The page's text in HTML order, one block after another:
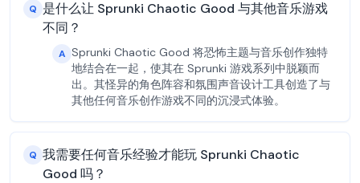
Q 是什么让 Sprunki Chaotic Good 与其他音乐游戏
不同？
A Sprunki Chaotic Good 将恐怖主题与音乐创作独特
地结合在一起，使其在 Sprunki 游戏系列中脱颖而
出。其怪异的角色阵容和氛围声音设计工具创造了与
其他任何音乐创作游戏不同的沉浸式体验。
Q 我需要任何音乐经验才能玩 Sprunki Chaotic
Good 吗？